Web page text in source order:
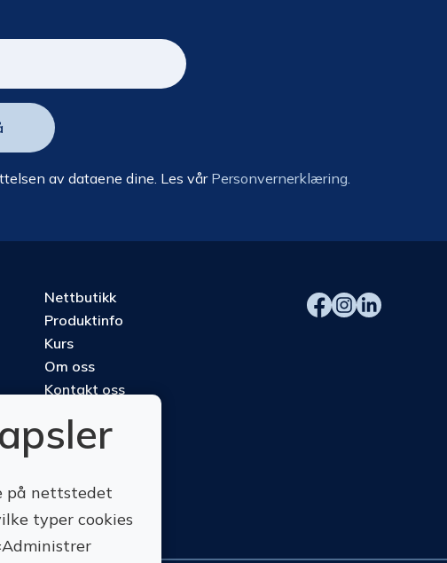
av dataene dine. Les vår Personvernerklæring.
Nettbutikk
Produktinfo
Kurs
Om oss
Kontakt oss
på nettstedet
typer cookies